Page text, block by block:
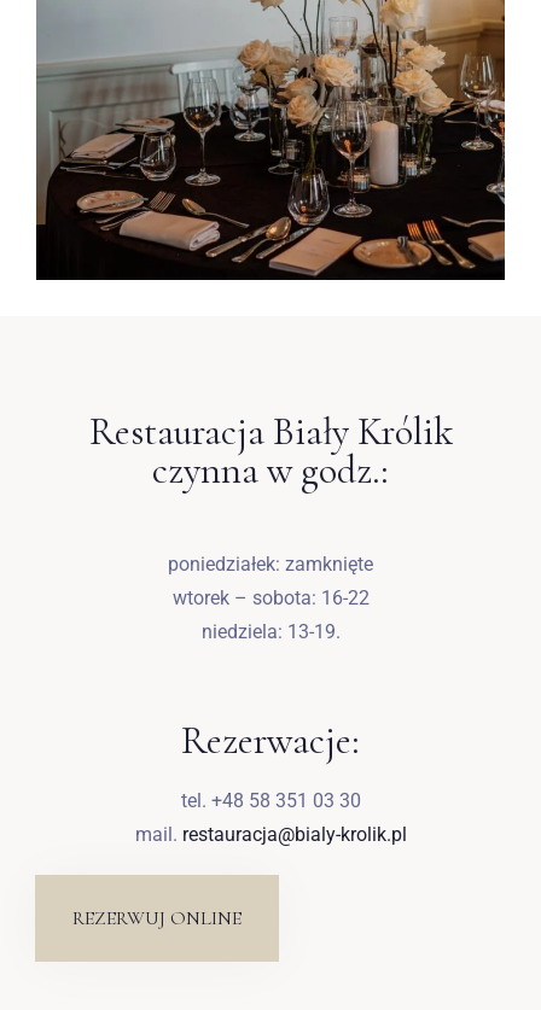
Restauracja Biały Królik
czynna w godz.:
poniedziałek: zamknięte
wtorek – sobota: 16-22
niedziela: 13-19.
Rezerwacje:
tel. +48 58 351 03 30
mail. restauracja@bialy-krolik.pl
REZERWUJ ONLINE